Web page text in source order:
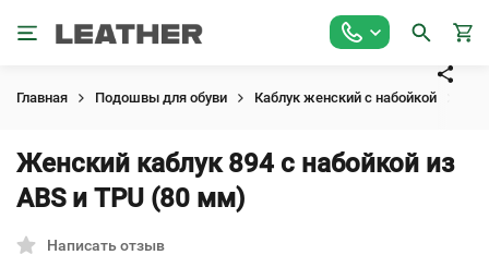
Главная Подошвы для обуви Каблук женский с набойкой
Женский каблук 894 с набойкой из
ABS и TPU (80 мм)
Написать отзыв